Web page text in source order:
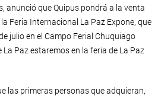
anunció que Quipus pondrá a la venta
Feria Internacional La Paz Expone, que
julio en el Campo Ferial Chuquiago
La Paz estaremos en la feria de La Paz
las primeras personas que adquieran,